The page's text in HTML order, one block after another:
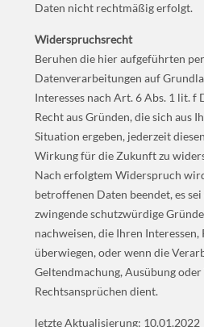
Daten nicht rechtmäßig erfolgt.
Widerspruchsrecht
Beruhen die hier aufgeführten
Datenverarbeitungen auf
Interesses nach Art. 6 Abs. 1 lit. f
Recht aus Gründen, die sich aus
Situation ergeben, jederzeit
Wirkung für die Zukunft zu
Nach erfolgtem Widerspruch
betroffenen Daten beendet, es
zwingende schutzwürdige
nachweisen, die Ihren
überwiegen, oder wenn die
Geltendmachung, Ausübung
Rechtsansprüchen dient.
letzte Aktualisierung: 10.01.2022